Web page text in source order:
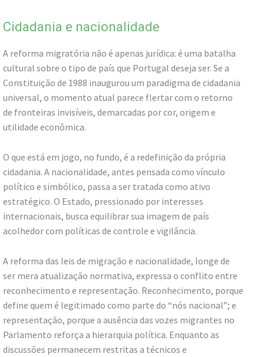
Cidadania e nacionalidade
A reforma migratória não é apenas jurídica: é uma batalha
cultural sobre o tipo de país que Portugal deseja ser. Se a
Constituição de 1988 inaugurou um paradigma de cidadania
universal, o momento atual parece flertar com o retorno
de fronteiras invisíveis, demarcadas por cor, origem e
utilidade econômica.
O que está em jogo, no fundo, é a redefinição da própria
cidadania. A nacionalidade, antes pensada como vínculo
político e simbólico, passa a ser tratada como ativo
estratégico. O Estado, pressionado por interesses
internacionais, busca equilibrar sua imagem de país
acolhedor com políticas de controle e vigilância.
A reforma das leis de migração e nacionalidade, longe de
ser mera atualização normativa, expressa o conflito entre
reconhecimento e representação. Reconhecimento, porque
define quem é legitimado como parte do “nós nacional”; e
representação, porque a ausência das vozes migrantes no
Parlamento reforça a hierarquia política. Enquanto as
discussões permanecem restritas a técnicos e